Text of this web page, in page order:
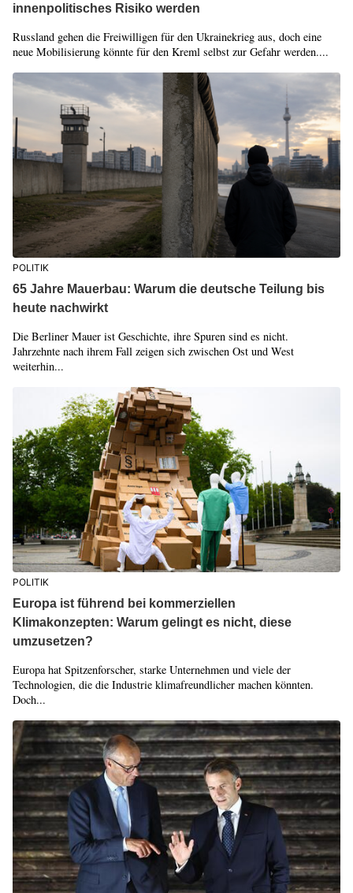
innenpolitisches Risiko werden
Russland gehen die Freiwilligen für den Ukrainekrieg aus, doch eine
neue Mobilisierung könnte für den Kreml selbst zur Gefahr werden....
POLITIK
65 Jahre Mauerbau: Warum die deutsche Teilung bis
heute nachwirkt
Die Berliner Mauer ist Geschichte, ihre Spuren sind es nicht.
Jahrzehnte nach ihrem Fall zeigen sich zwischen Ost und West
weiterhin...
POLITIK
Europa ist führend bei kommerziellen
Klimakonzepten: Warum gelingt es nicht, diese
umzusetzen?
Europa hat Spitzenforscher, starke Unternehmen und viele der
Technologien, die die Industrie klimafreundlicher machen könnten.
Doch...